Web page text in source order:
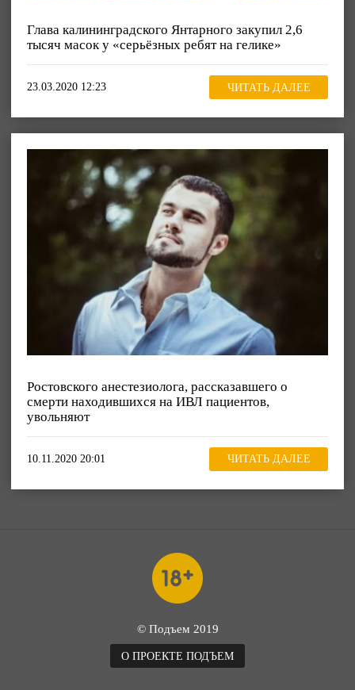
Глава калининградского Янтарного закупил 2,6
тысяч масок у «серьёзных ребят на гелике»
23.03.2020 12:23 ЧИТАТЬ ДАЛЕЕ
Ростовского анестезиолога, рассказавшего о
смерти находившихся на ИВЛ пациентов,
увольняют
10.11.2020 20:01 ЧИТАТЬ ДАЛЕЕ
© Подъем 2019
О ПРОЕКТЕ ПОДЪЕМ